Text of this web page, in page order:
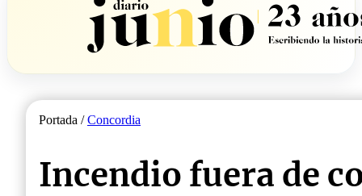
Portada /Concordia
Incendio fuera de